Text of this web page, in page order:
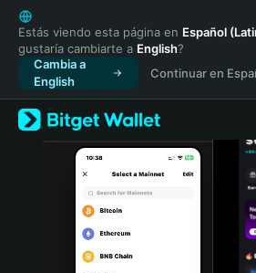
English
日本語
Tiếng Việt
Русский
Español (Latinoamérica)
Türkçe
Italiano
Português (Portugal)
Estás viendo esta página en Español
gustaría cambiarte a English?
Cambia a
English
Continuar en